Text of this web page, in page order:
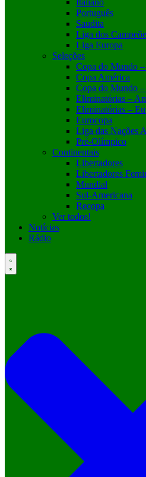
Português
Saudita
Liga dos
Liga Europa
Seleções
Copa do Mundo
Copa América
Copa do Mundo
Eliminatórias –
Eliminatórias –
Eurocopa
Liga das Nações A
Pré-Olímpico
Continentais
Libertadores
Libertadores
Mundial
Sul-Americana
Recopa
Ver todos!
Notícias
Rádio